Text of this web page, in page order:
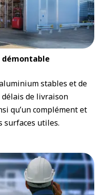
démontable
stables et de
de livraison
qu’un complément et
surfaces utiles.